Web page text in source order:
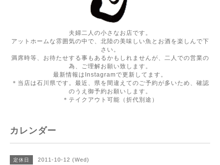
夫婦二人の小さなお店です。
アットホームな雰囲気の中で、北陸の美味しい魚とお酒を楽しんで下
さい。
満席時等、お待たせする事もあるかもしれませんが、二人での営業の
為、ご理解お願い致します。
最新情報はInstagramで更新してます。
＊当店は石川県です。最近、県を間違えてのご予約が多いため、確認
のうえ御予約お願いします。
＊テイクアウト可能（折代別途）
カレンダー
定休日 2011-10-12 (Wed)